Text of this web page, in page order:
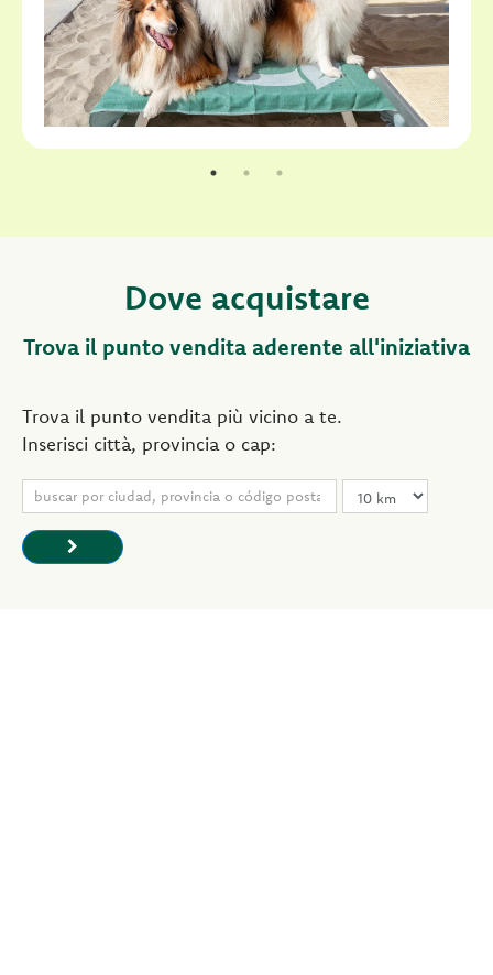
Dove acquistare
Trova il punto vendita aderente all'iniziativa
Trova il punto vendita più vicino a te.
Inserisci città, provincia o cap: